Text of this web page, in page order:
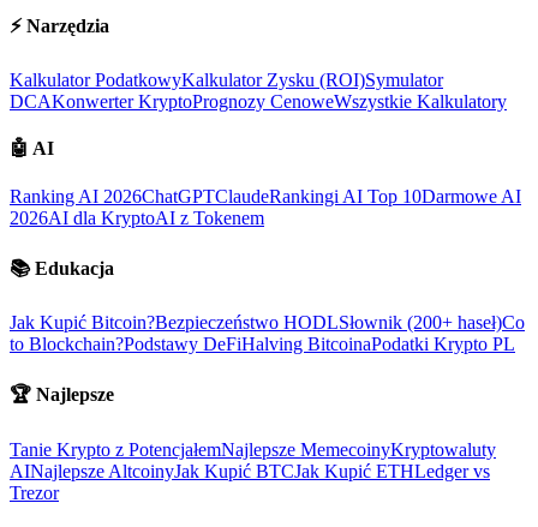
⚡ Narzędzia
Kalkulator PodatkowyKalkulator Zysku (ROI)Symulator
DCAKonwerter KryptoPrognozy CenoweWszystkie Kalkulatory
🤖 AI
Ranking AI 2026ChatGPTClaudeRankingi AI Top 10Darmowe AI
2026AI dla KryptoAI z Tokenem
📚 Edukacja
Jak Kupić Bitcoin?Bezpieczeństwo HODLSłownik (200+ haseł)Co
to Blockchain?Podstawy DeFiHalving BitcoinaPodatki Krypto PL
🏆 Najlepsze
Tanie Krypto z PotencjałemNajlepsze MemecoinyKryptowaluty
AINajlepsze AltcoinyJak Kupić BTCJak Kupić ETHLedger vs
Trezor